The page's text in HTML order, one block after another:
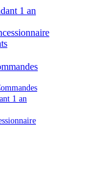
1 an
1 an